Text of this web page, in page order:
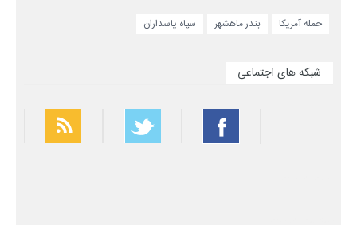
حمله آمریکا بندر ماهشهر سپاه پاسداران
شبکه های اجتماعی